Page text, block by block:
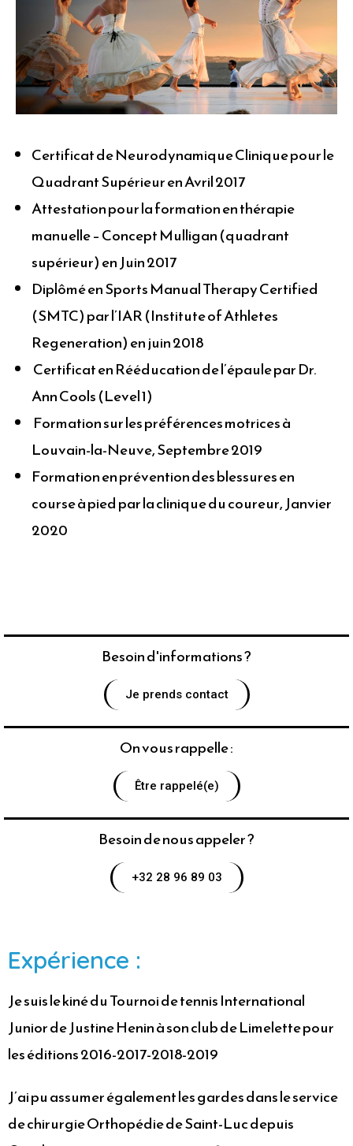
Certificat de Neurodynamique Clinique pour le
Quadrant Supérieur en Avril 2017
Attestation pour la formation en thérapie
manuelle – Concept Mulligan (quadrant
supérieur) en Juin 2017
Diplômé en Sports Manual Therapy Certified
(SMTC) par l’IAR (Institute of Athletes
Regeneration) en juin 2018
Certificat en Rééducation de l’épaule par Dr.
Ann Cools (Level 1)
Formation sur les préférences motrices à
Louvain-la-Neuve, Septembre 2019
Formation en prévention des blessures en
course à pied par la clinique du coureur, Janvier
2020
Besoin d'informations ?
Je prends contact
On vous rappelle :
Être rappelé(e)
Besoin de nous appeler ?
+32 28 96 89 03
Expérience :
Je suis le kiné du Tournoi de tennis International
Junior de Justine Henin à son club de Limelette pour
les éditions 2016-2017-2018-2019
J’ai pu assumer également les gardes dans le service
de chirurgie Orthopédie de Saint-Luc depuis